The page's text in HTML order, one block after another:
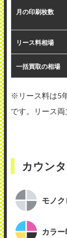
月の印刷枚数
リース料相場
一括買取の相場
※リース料は5
です。リース
カウン
モノ
カラ